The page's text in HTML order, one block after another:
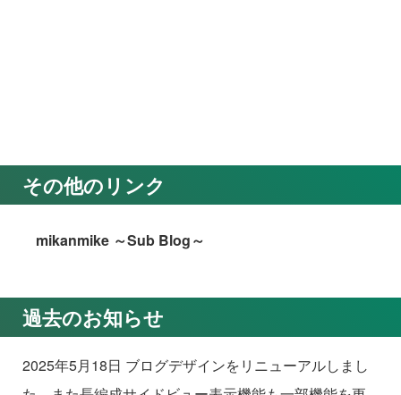
その他のリンク
mikanmike ～Sub Blog～
過去のお知らせ
2025年5月18日 ブログデザインをリニューアルしまし